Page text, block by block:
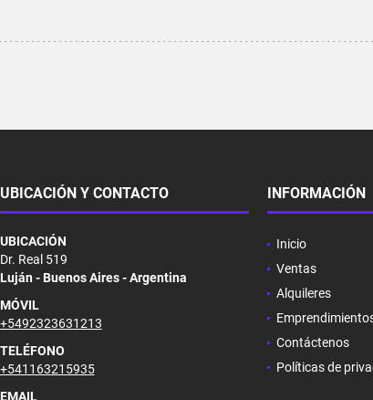
UBICACIÓN Y CONTACTO
UBICACIÓN
Dr. Real 519
Luján - Buenos Aires - Argentina
MÓVIL
+5492323631213
TELÉFONO
+541163215935
EMAIL
INFORMACIÓN
Inicio
Ventas
Alquileres
Contáctenos
Políticas de